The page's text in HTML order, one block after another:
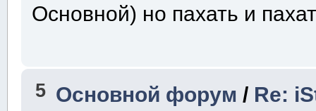
Основной) но пахать и
5 Основной форум / Re: